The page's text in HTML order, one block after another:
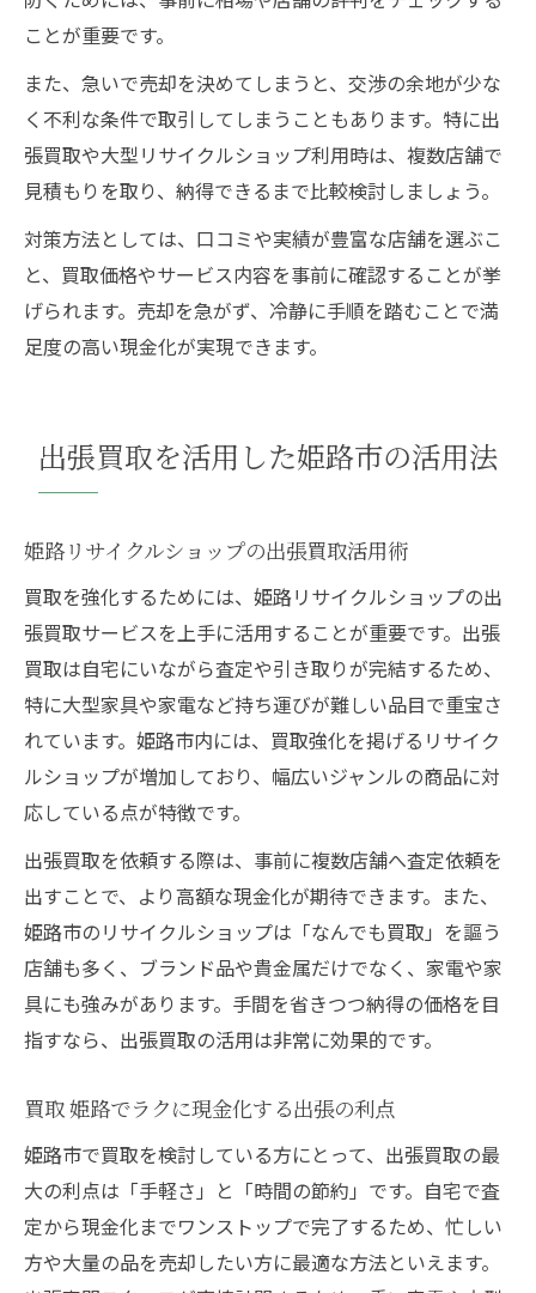
ことが重要です。
また、急いで売却を決めてしまうと、交渉の余地が少な
く不利な条件で取引してしまうこともあります。特に出
張買取や大型リサイクルショップ利用時は、複数店舗で
見積もりを取り、納得できるまで比較検討しましょう。
対策方法としては、口コミや実績が豊富な店舗を選ぶこ
と、買取価格やサービス内容を事前に確認することが挙
げられます。売却を急がず、冷静に手順を踏むことで満
足度の高い現金化が実現できます。
出張買取を活用した姫路市の活用法
姫路リサイクルショップの出張買取活用術
買取を強化するためには、姫路リサイクルショップの出
張買取サービスを上手に活用することが重要です。出張
買取は自宅にいながら査定や引き取りが完結するため、
特に大型家具や家電など持ち運びが難しい品目で重宝さ
れています。姫路市内には、買取強化を掲げるリサイク
ルショップが増加しており、幅広いジャンルの商品に対
応している点が特徴です。
出張買取を依頼する際は、事前に複数店舗へ査定依頼を
出すことで、より高額な現金化が期待できます。また、
姫路市のリサイクルショップは「なんでも買取」を謳う
店舗も多く、ブランド品や貴金属だけでなく、家電や家
具にも強みがあります。手間を省きつつ納得の価格を目
指すなら、出張買取の活用は非常に効果的です。
買取 姫路でラクに現金化する出張の利点
姫路市で買取を検討している方にとって、出張買取の最
大の利点は「手軽さ」と「時間の節約」です。自宅で査
定から現金化までワンストップで完了するため、忙しい
方や大量の品を売却したい方に最適な方法といえます。